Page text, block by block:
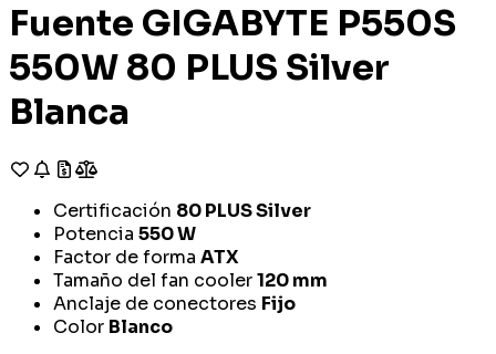
Fuente GIGABYTE P550S
550W 80 PLUS Silver
Blanca
Certificación 80 PLUS Silver
Potencia 550 W
Factor de forma ATX
Tamaño del fan cooler120 mm
Anclaje de conectores Fijo
Color Blanco